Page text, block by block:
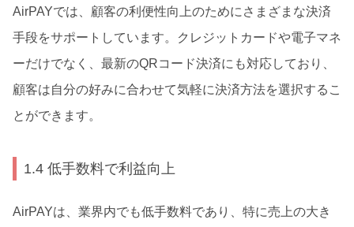
AirPAYでは、顧客の利便性向上のためにさまざまな決済
手段をサポートしています。クレジットカードや電子マネ
ーだけでなく、最新のQRコード決済にも対応しており、
顧客は自分の好みに合わせて気軽に決済方法を選択するこ
とができます。
1.4 低手数料で利益向上
AirPAYは、業界内でも低手数料であり、特に売上の大き